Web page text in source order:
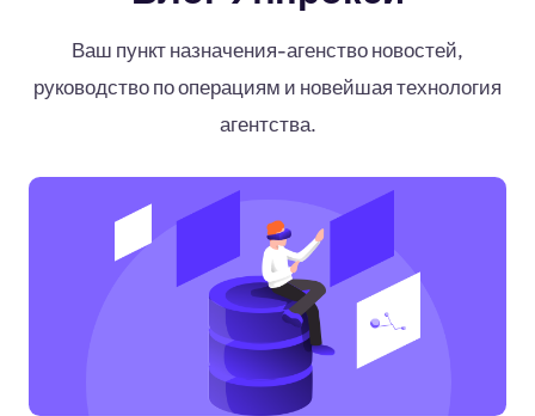
Ваш пункт назначения-агенство новостей,
руководство по операциям и новейшая технология
агентства.